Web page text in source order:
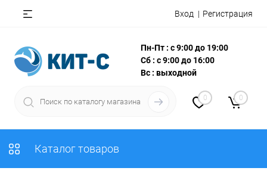
Вход Регистрация
Пн-Пт : с 9:00 до 19:00
Сб : с 9:00 до 16:00
Вс : выходной
0 0
Каталог товаров